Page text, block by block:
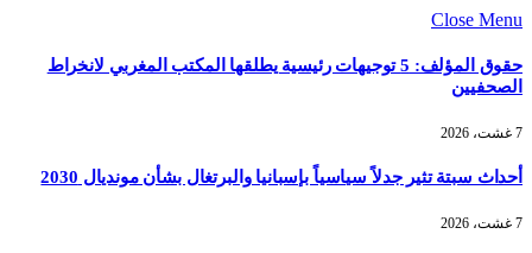
Close Menu
حقوق المؤلف: 5 توجيهات رئيسية يطلقها المكتب المغربي لانخراط
الصحفيين
7 غشت، 2026
أحداث سبتة تثير جدلاً سياسياً بإسبانيا والبرتغال بشأن مونديال 2030
7 غشت، 2026